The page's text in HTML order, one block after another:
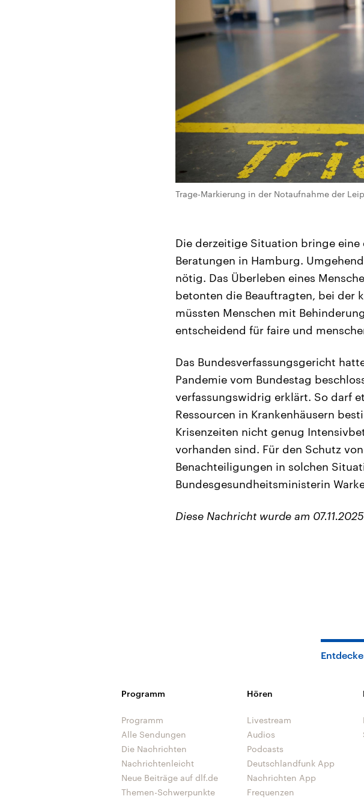
Trage-Markierung in der Notaufnahme der
Die derzeitige Situation bringe
Beratungen in Hamburg.
nötig. Das Überleben eines
betonten die Beauftragten, bei der
müssten Menschen mit
entscheidend für faire und
Das Bundesverfassungsgericht
Pandemie vom Bundestag
verfassungswidrig erklärt. So darf
Ressourcen in Krankenhäusern
Krisenzeiten nicht genug
vorhanden sind. Für den Schutz
Benachteiligungen in solchen
Bundesgesundheitsministerin
Diese Nachricht wurde am
Programm
Programm
Alle Sendungen
Die Nachrichten
Nachrichtenleicht
Neue Beiträge auf dlf.de
Themen-Schwerpunkte
Hören
Livestream
Audios
Podcasts
Deutschlandfunk App
Nachrichten App
Frequenzen